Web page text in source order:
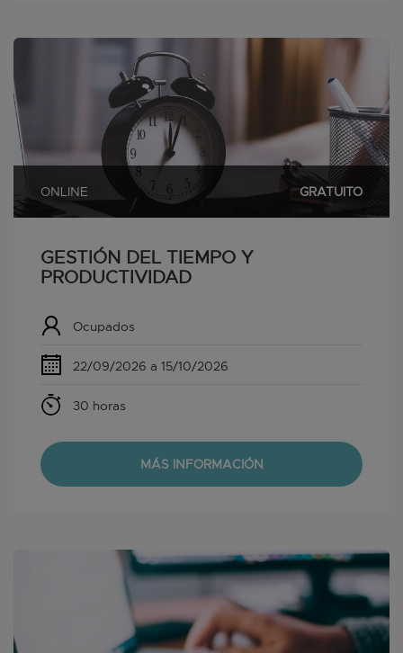
ONLINE GRATUITO
GESTIÓN DEL TIEMPO Y
PRODUCTIVIDAD
Ocupados
22/09/2026 a 15/10/2026
30 horas
MÁS INFORMACIÓN